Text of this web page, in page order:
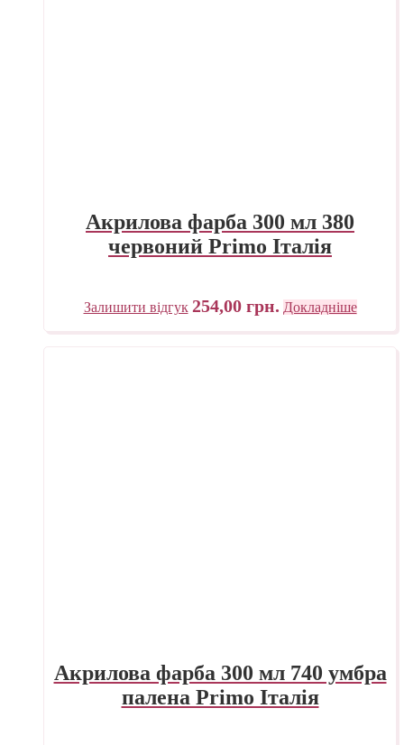
Акрилова фарба 300 мл 380
червоний Primo Італія
Залишити відгук 254,00 грн. Докладніше
Акрилова фарба 300 мл 740 умбра
палена Primo Італія